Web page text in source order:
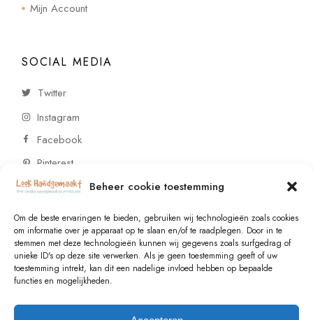
Beheer cookie toestemming
Om de beste ervaringen te bieden, gebruiken wij technologieën zoals cookies
om informatie over je apparaat op te slaan en/of te raadplegen. Door in te
stemmen met deze technologieën kunnen wij gegevens zoals surfgedrag of
unieke ID's op deze site verwerken. Als je geen toestemming geeft of uw
toestemming intrekt, kan dit een nadelige invloed hebben op bepaalde
functies en mogelijkheden.
Mijn Account
SOCIAL MEDIA
Twitter
Instagram
Facebook
Pinterest
CONTACT
Vragen of wensen? Neem contact op!
+31 (0)6 229 021 29